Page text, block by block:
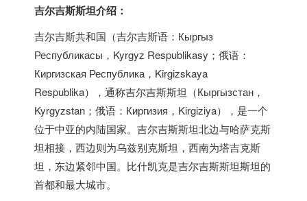
吉尔吉斯斯坦介绍：
吉尔吉斯共和国（吉尔吉斯语：Кыргыз
Республикасы，Kyrgyz Respublikasy；俄语：
Киргизская Республика，Kirgizskaya
Respublika），通称吉尔吉斯斯坦（Кыргызстан，
Kyrgyzstan；俄语：Киргизия，Kirgiziya），是一个
位于中亚的内陆国家。吉尔吉斯斯坦北边与哈萨克斯
坦相接，西边则为乌兹别克斯坦，西南为塔吉克斯
坦，东边紧邻中国。比什凯克是吉尔吉斯斯坦斯坦的
首都和最大城市。